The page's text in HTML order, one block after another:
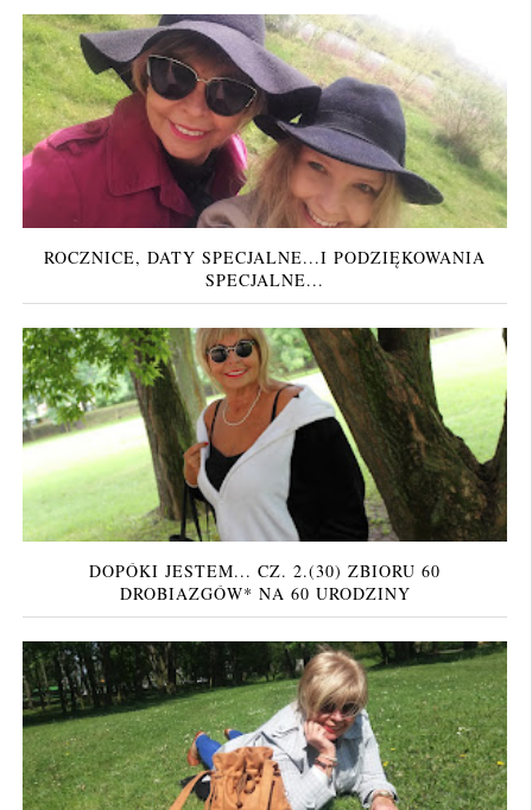
ROCZNICE, DATY SPECJALNE...I PODZIĘKOWANIA
SPECJALNE...
DOPÓKI JESTEM... CZ. 2.(30) ZBIORU 60
DROBIAZGÓW* NA 60 URODZINY